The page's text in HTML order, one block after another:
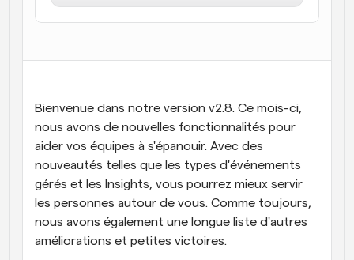
alimentés par l'IA
Flux de travail
jour
Réunions instantanées
Rencontrez des clients en quelques minutes
Liens de groupe dynamique
Réservez facilement des réunions avec plusieurs
personnes
Bienvenue dans notre version v2.8. Ce mois-ci,
nous avons de nouvelles fonctionnalités pour
aider vos équipes à s'épanouir. Avec des
nouveautés telles que les types d'événements
gérés et les Insights, vous pourrez mieux servir
les personnes autour de vous. Comme toujours,
nous avons également une longue liste d'autres
améliorations et petites victoires.